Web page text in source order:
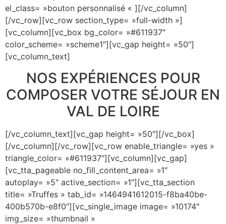
el_class= »bouton personnalisé « ][/vc_column]
[/vc_row][vc_row section_type= »full-width »]
[vc_column][vc_box bg_color= »#611937″
color_scheme= »scheme1″][vc_gap height= »50″]
[vc_column_text]
NOS EXPÉRIENCES POUR
COMPOSER VOTRE SÉJOUR EN
VAL DE LOIRE
[/vc_column_text][vc_gap height= »50″][/vc_box]
[/vc_column][/vc_row][vc_row enable_triangle= »yes »
triangle_color= »#611937″][vc_column][vc_gap]
[vc_tta_pageable no_fill_content_area= »1″
autoplay= »5″ active_section= »1″][vc_tta_section
title= »Truffes » tab_id= »1464941612015-f8ba40be-
400b570b-e8f0″][vc_single_image image= »10174″
img_size= »thumbnail »